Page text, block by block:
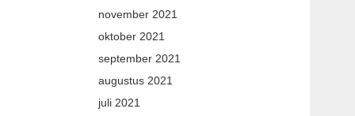
november 2021
oktober 2021
september 2021
augustus 2021
juli 2021